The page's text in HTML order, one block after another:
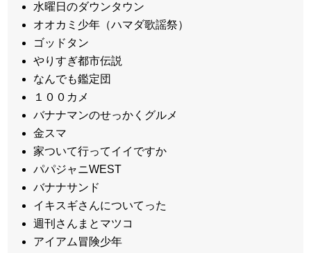
水曜日のダウンタウン
オオカミ少年（ハマダ歌謡祭）
ゴッドタン
やりすぎ都市伝説
なんでも鑑定団
１００カメ
バナナマンのせっかくグルメ
金スマ
家ついて行ってイイですか
パパジャニWEST
バナナサンド
イキスギさんについてった
週刊さんまとマツコ
アイアム冒険少年